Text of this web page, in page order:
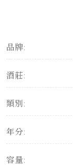
品牌:
酒莊:
類別:
年分:
容量: